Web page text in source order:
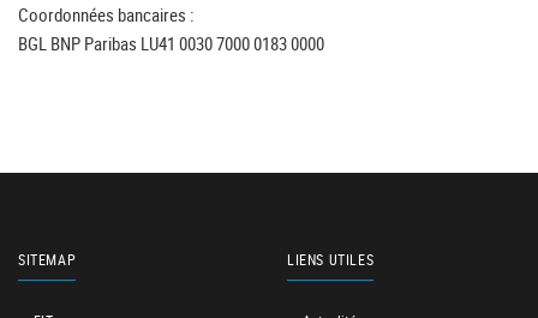
Coordonnées bancaires :
BGL BNP Paribas LU41 0030 7000 0183 0000
SITEMAP LIENS UTILES